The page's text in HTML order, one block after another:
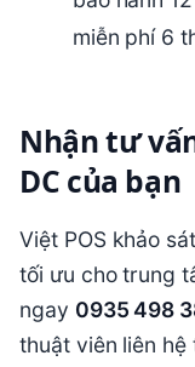
miễn phí 6
Nhận tư
DC của bạn
Việt POS khảo
tối ưu cho trung
ngay 0935 498
thuật viên liên